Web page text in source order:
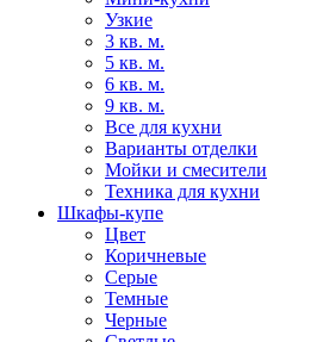
Узкие
3 кв. м.
5 кв. м.
6 кв. м.
9 кв. м.
Все для кухни
Варианты отделки
Мойки и смесители
Техника для кухни
Шкафы-купе
Цвет
Коричневые
Серые
Темные
Черные